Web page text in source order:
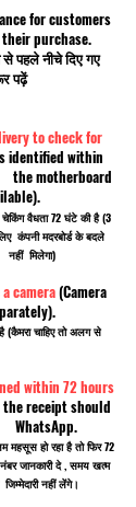
for customers
purchase.
पहले नीचे दिए गए
पढ़ें
to check for
identified within
the motherboard
चेकिंग वैधता 72 घंटे की है (3
कंपनी मदरबोर्ड के बदले
मिलेगा)
camera(Camera
चाहिए तो अलग से
within 72 hours
the receipt should
महसूस हो रहा है तो फिर 72
जानकारी दे , समय खत्म
नहीं लेंगे।